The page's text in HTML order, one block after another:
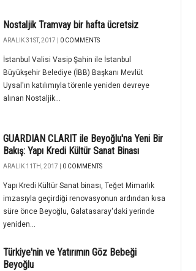
Nostaljik Tramvay bir hafta ücretsiz
ARALIK 31ST, 2017 | 0 COMMENTS
İstanbul Valisi Vasip Şahin ile İstanbul
Büyükşehir Belediye (İBB) Başkanı Mevlüt
Uysal'ın katılımıyla törenle yeniden devreye
alınan Nostaljik...
GUARDIAN CLARIT ile Beyoğlu'na Yeni Bir
Bakış: Yapı Kredi Kültür Sanat Binası
ARALIK 11TH, 2017 | 0 COMMENTS
Yapı Kredi Kültür Sanat binası, Teğet Mimarlık
imzasıyla geçirdiği renovasyonun ardından kısa
süre önce Beyoğlu, Galatasaray'daki yerinde
yeniden...
Türkiye'nin ve Yatırımın Göz Bebeği
Beyoğlu